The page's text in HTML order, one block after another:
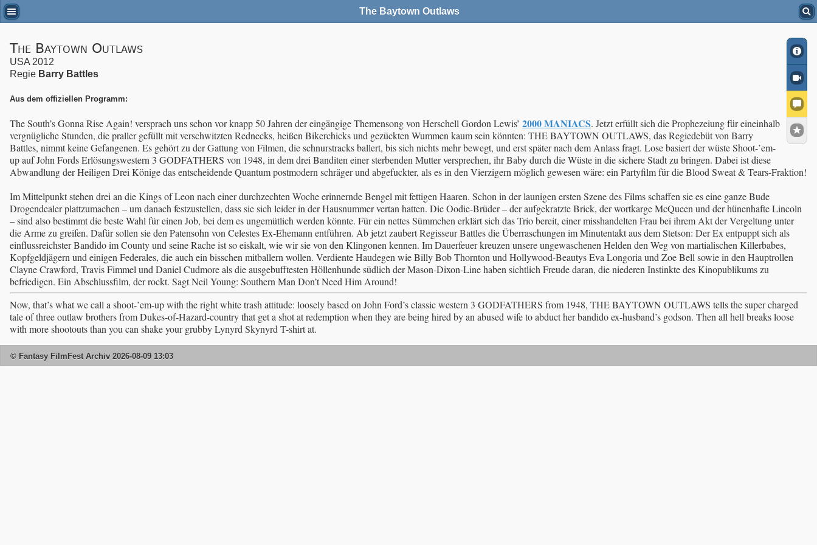
The Baytown Outlaws
The Baytown Outlaws
USA 2012
Regie Barry Battles
Aus dem offiziellen Programm:
The South’s Gonna Rise Again! versprach uns schon vor knapp 50 Jahren der eingängige Themensong von Herschell Gordon Lewis’ 2000 MANIACS. Jetzt erfüllt sich die Prophezeiung für eineinhalb
vergnügliche Stunden, die praller gefüllt mit verschwitzten Rednecks, heißen Bikerchicks und gezückten Wummen kaum sein könnten: THE BAYTOWN OUTLAWS, das Regiedebüt von Barry
Battles, nimmt keine Gefangenen. Es gehört zu der Gattung von Filmen, die schnurstracks ballert, bis sich nichts mehr bewegt, und erst später nach dem Anlass fragt. Lose basiert der wüste Shoot-’em-
up auf John Fords Erlösungswestern 3 GODFATHERS von 1948, in dem drei Banditen einer sterbenden Mutter versprechen, ihr Baby durch die Wüste in die sichere Stadt zu bringen. Dabei ist diese
Abwandlung der Heiligen Drei Könige das entscheidende Quantum postmodern schräger und abgefuckter, als es in den Vierzigern möglich gewesen wäre: ein Partyfilm für die Blood Sweat & Tears-Fraktion!
Im Mittelpunkt stehen drei an die Kings of Leon nach einer durchzechten Woche erinnernde Bengel mit fettigen Haaren. Schon in der launigen ersten Szene des Films schaffen sie es eine ganze Bude
Drogendealer plattzumachen – um danach festzustellen, dass sie sich leider in der Hausnummer vertan hatten. Die Oodie-Brüder – der aufgekratzte Brick, der wortkarge McQueen und der hünenhafte Lincoln
– sind also bestimmt die beste Wahl für einen Job, bei dem es ungemütlich werden könnte. Für ein nettes Sümmchen erklärt sich das Trio bereit, einer misshandelten Frau bei ihrem Akt der Vergeltung unter
die Arme zu greifen. Dafür sollen sie den Patensohn von Celestes Ex-Ehemann entführen. Ab jetzt zaubert Regisseur Battles die Überraschungen im Minutentakt aus dem Stetson: Der Ex entpuppt sich als
einflussreichster Bandido im County und seine Rache ist so eiskalt, wie wir sie von den Klingonen kennen. Im Dauerfeuer kreuzen unsere ungewaschenen Helden den Weg von martialischen Killerbabes,
Kopfgeldjägern und einigen Federales, die auch ein bisschen mitballern wollen. Verdiente Haudegen wie Billy Bob Thornton und Hollywood-Beautys Eva Longoria und Zoe Bell sowie in den Hauptrollen
Clayne Crawford, Travis Fimmel und Daniel Cudmore als die ausgebufftesten Höllenhunde südlich der Mason-Dixon-Line haben sichtlich Freude daran, die niederen Instinkte des Kinopublikums zu
befriedigen. Ein Abschlussfilm, der rockt. Sagt Neil Young: Southern Man Don’t Need Him Around!
Now, that’s what we call a shoot-’em-up with the right white trash attitude: loosely based on John Ford’s classic western 3 GODFATHERS from 1948, THE BAYTOWN OUTLAWS tells the super charged
tale of three outlaw brothers from Dukes-of-Hazard-country that get a shot at redemption when they are being hired by an abused wife to abduct her bandido ex-husband’s godson. Then all hell breaks loose
with more shootouts than you can shake your grubby Lynyrd Skynyrd T-shirt at.
© Fantasy FilmFest Archiv 2026-08-09 13:03